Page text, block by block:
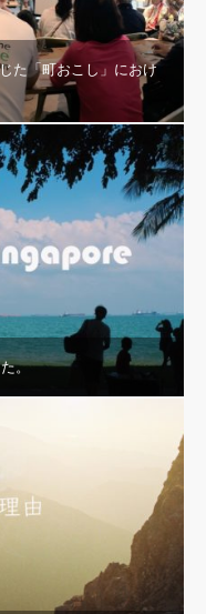
た「町おこし」におけ
。